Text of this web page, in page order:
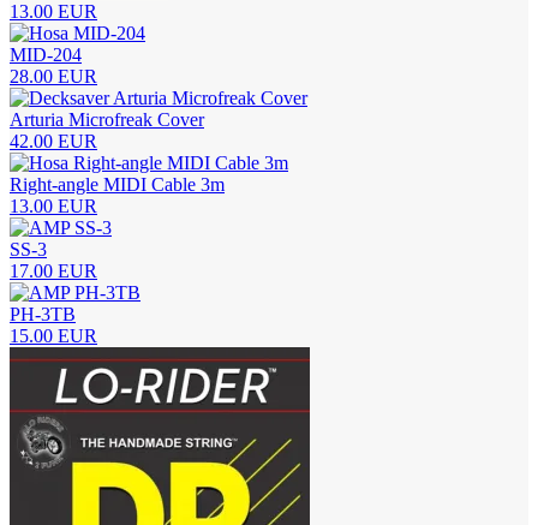
13.00 EUR
MID-204
28.00 EUR
Arturia Microfreak Cover
42.00 EUR
Right-angle MIDI Cable 3m
13.00 EUR
SS-3
17.00 EUR
PH-3TB
15.00 EUR